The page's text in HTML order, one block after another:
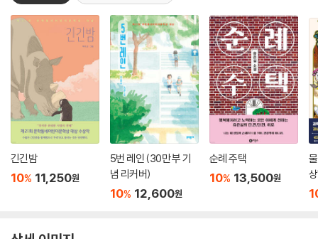
긴긴밤
10% 11,250원
5번 레인 (30만 부 기
념 리커버)
10% 12,600원
순례 주택
10% 13,500원